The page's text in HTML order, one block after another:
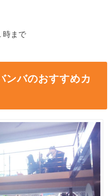
時まで
ンバのおすすめカ